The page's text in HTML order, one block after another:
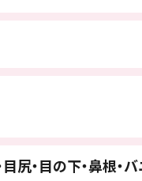
尻・目の下・鼻根・